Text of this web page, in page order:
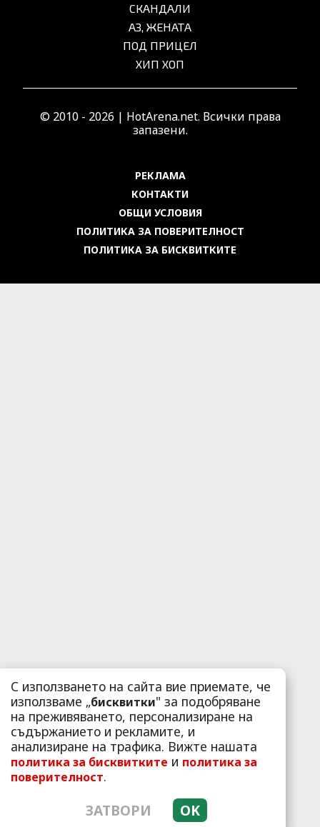
С използването на сайта вие приемате, че
използваме „бисквитки" за подобряване
на преживяването, персонализиране на
съдържанието и рекламите, и
анализиране на трафика. Вижте нашата
политика за бисквитките и политика за
поверителност.
ЗАТВОРИ OK
СКАНДАЛИ
АЗ, ЖЕНАТА
ПОД ПРИЦЕЛ
ХИП ХОП
© 2010 - 2026 | HotArena.net. Всички права
запазени.
РЕКЛАМА
КОНТАКТИ
ОБЩИ УСЛОВИЯ
ПОЛИТИКА ЗА ПОВЕРИТЕЛНОСТ
ПОЛИТИКА ЗА БИСКВИТКИТЕ